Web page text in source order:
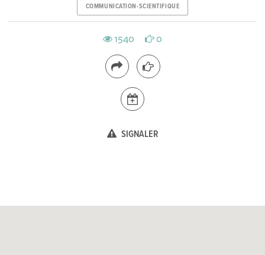
COMMUNICATION-SCIENTIFIQUE
1540 0
SIGNALER